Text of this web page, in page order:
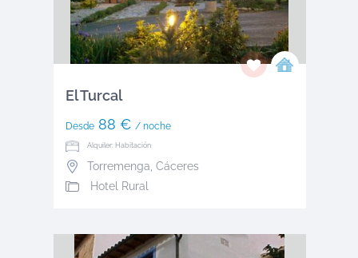
El Turcal
Desde88 € / noche
Alquiler: Habitación
Torremenga Cáceres
Hotel Rural